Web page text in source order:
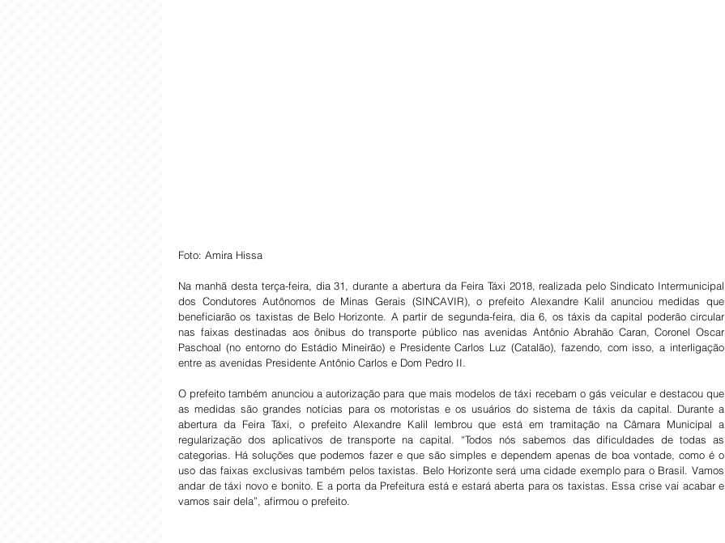
Foto: Amira Hissa
Na manhã desta terça-feira, dia 31, durante a abertura da Feira Táxi 2018, realizada pelo Sindicato Intermunicipal
dos Condutores Autônomos de Minas Gerais (SINCAVIR), o prefeito Alexandre Kalil anunciou medidas que
beneficiarão os taxistas de Belo Horizonte. A partir de segunda-feira, dia 6, os táxis da capital poderão circular
nas faixas destinadas aos ônibus do transporte público nas avenidas Antônio Abrahão Caran, Coronel Oscar
Paschoal (no entorno do Estádio Mineirão) e Presidente Carlos Luz (Catalão), fazendo, com isso, a interligação
entre as avenidas Presidente Antônio Carlos e Dom Pedro II.
O prefeito também anunciou a autorização para que mais modelos de táxi recebam o gás veicular e destacou que
as medidas são grandes notícias para os motoristas e os usuários do sistema de táxis da capital. Durante a
abertura da Feira Táxi, o prefeito Alexandre Kalil lembrou que está em tramitação na Câmara Municipal a
regularização dos aplicativos de transporte na capital. “Todos nós sabemos das dificuldades de todas as
categorias. Há soluções que podemos fazer e que são simples e dependem apenas de boa vontade, como é o
uso das faixas exclusivas também pelos taxistas. Belo Horizonte será uma cidade exemplo para o Brasil. Vamos
andar de táxi novo e bonito. E a porta da Prefeitura está e estará aberta para os taxistas. Essa crise vai acabar e
vamos sair dela”, afirmou o prefeito.